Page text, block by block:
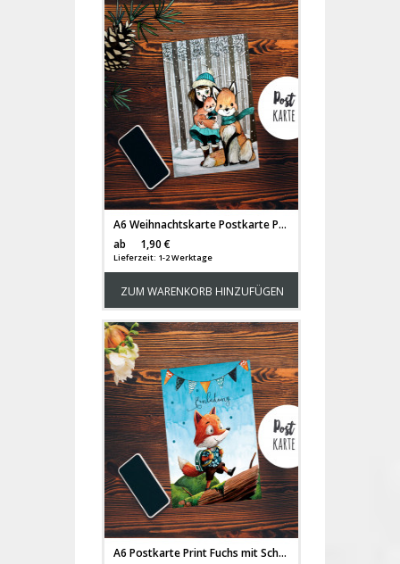
A6 Weihnachtskarte Postkarte Print Mädchen mit Fuchs im Winterwald Grußkarte Karte pk206
ab
1,90 €
Lieferzeit: 1-2 Werktage
ZUM WARENKORB HINZUFÜGEN
A6 Postkarte Print Fuchs mit Schultasche Geburtstag Einladungskarte Karte blaue Punkte pk200